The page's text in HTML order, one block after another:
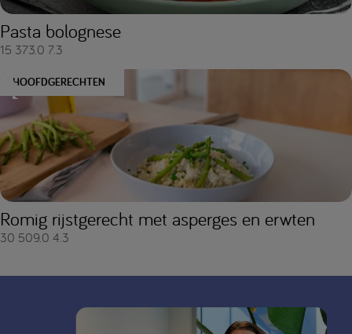
Pasta bolognese
15 373.0 7.3
HOOFDGERECHTEN
Romig rijstgerecht met asperges en erwten
30 509.0 4.3